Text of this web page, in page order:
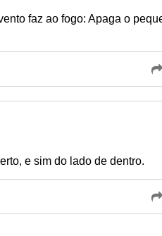
faz ao fogo: Apaga o
e sim do lado de dentro.